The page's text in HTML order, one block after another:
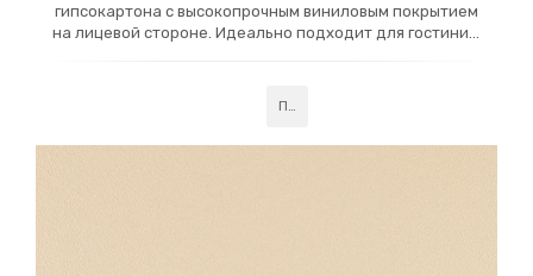
гипсокартона с высокопрочным виниловым покрытием
на лицевой стороне. Идеально подходит для гостиниц,